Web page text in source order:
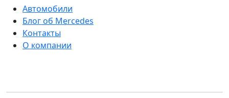
Автомобили
Блог об Mercedes
Контакты
О компании